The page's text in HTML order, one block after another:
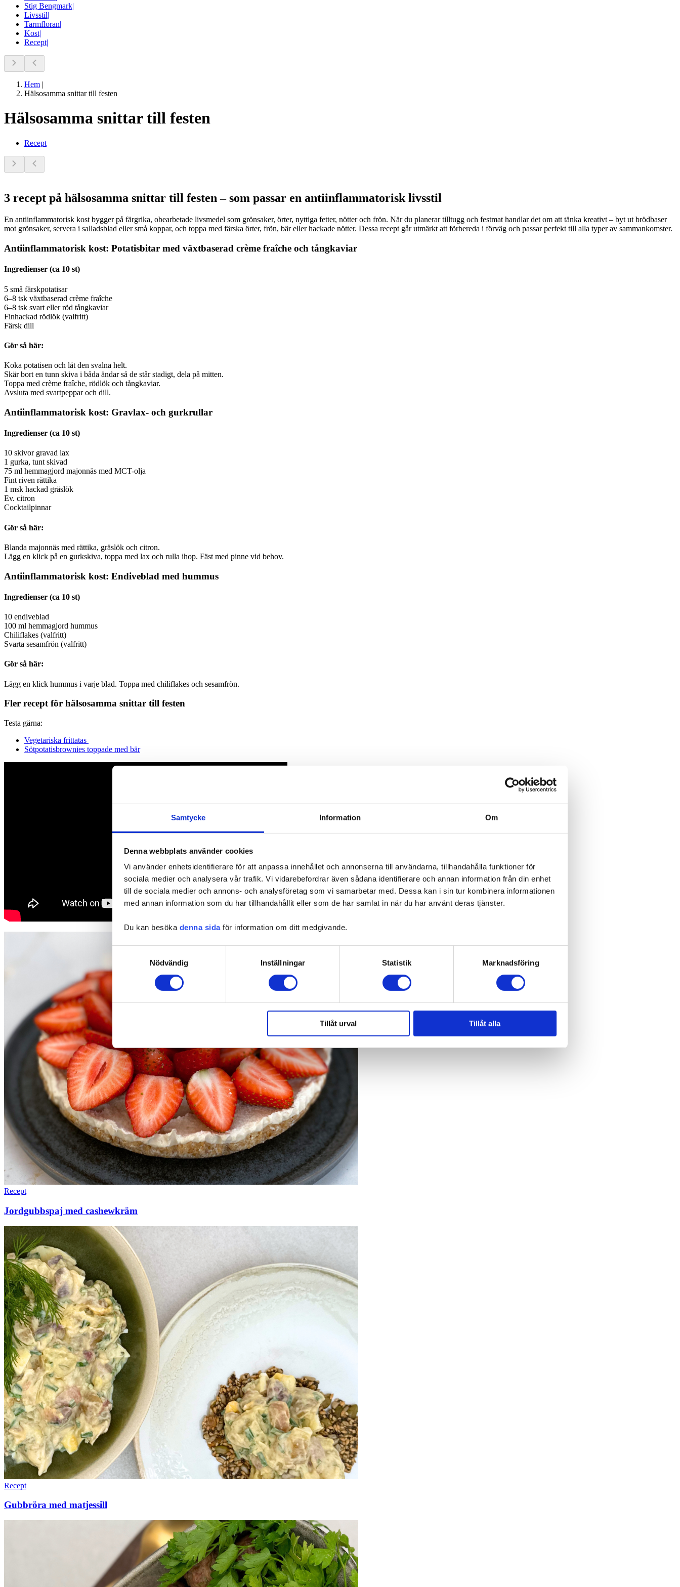
Samtycke Information Om
Denna webbplats använder cookies
Vi använder enhetsidentifierare för att anpassa innehållet och annonserna till användarna, tillhandahålla funktioner för
sociala medier och analysera vår trafik. Vi vidarebefordrar även sådana identifierare och annan information från din enhet
till de sociala medier och annons- och analysföretag som vi samarbetar med. Dessa kan i sin tur kombinera informationen
med annan information som du har tillhandahållit eller som de har samlat in när du har använt deras tjänster.
Du kan besöka denna sidaför information om ditt medgivande.
Nödvändig
Inställningar Statistik Marknadsföring
Tillåt urval Tillåt alla
Stig Bengmark|
Livsstil|
Tarmfloran|
Kost|
Recept|
Hem |
Hälsosamma snittar till festen
Hälsosamma snittar till festen
Recept
3 recept på hälsosamma snittar till festen – som passar en antiinflammatorisk livsstil
En antiinflammatorisk kost bygger på färgrika, obearbetade livsmedel som grönsaker, örter, nyttiga fetter, nötter och frön. När du planerar tilltugg och festmat handlar det om att tänka kreativt – byt ut brödbaser
mot grönsaker, servera i salladsblad eller små koppar, och toppa med färska örter, frön, bär eller hackade nötter. Dessa recept går utmärkt att förbereda i förväg och passar perfekt till alla typer av sammankomster.
Antiinflammatorisk kost: Potatisbitar med växtbaserad crème fraîche och tångkaviar
Ingredienser (ca 10 st)
5 små färskpotatisar
6–8 tsk växtbaserad crème fraîche
6–8 tsk svart eller röd tångkaviar
Finhackad rödlök (valfritt)
Färsk dill
Gör så här:
Koka potatisen och låt den svalna helt.
Skär bort en tunn skiva i båda ändar så de står stadigt, dela på mitten.
Toppa med crème fraîche, rödlök och tångkaviar.
Avsluta med svartpeppar och dill.
Antiinflammatorisk kost: Gravlax- och gurkrullar
Ingredienser (ca 10 st)
10 skivor gravad lax
1 gurka, tunt skivad
75 ml hemmagjord majonnäs med MCT-olja
Fint riven rättika
1 msk hackad gräslök
Ev. citron
Cocktailpinnar
Gör så här:
Blanda majonnäs med rättika, gräslök och citron.
Lägg en klick på en gurkskiva, toppa med lax och rulla ihop. Fäst med pinne vid behov.
Antiinflammatorisk kost: Endiveblad med hummus
Ingredienser (ca 10 st)
10 endiveblad
100 ml hemmagjord hummus
Chiliflakes (valfritt)
Svarta sesamfrön (valfritt)
Gör så här:
Lägg en klick hummus i varje blad. Toppa med chiliflakes och sesamfrön.
Fler recept för hälsosamma snittar till festen
Testa gärna:
Vegetariska frittatas
Sötpotatisbrownies toppade med bär
Recept
Jordgubbspaj med cashewkräm
Recept
Gubbröra med matjessill